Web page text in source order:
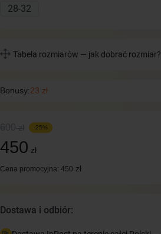
28-32
Tabela rozmiarów — jak dobrać rozmiar?
Bonusy:23 zł
-25%
450 zł
Cena promocyjna: 450 zł
Dostawa i odbiór: